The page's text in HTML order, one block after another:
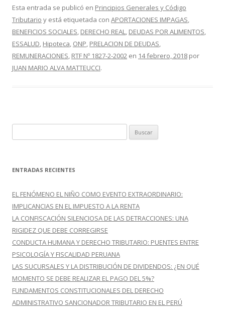
e
b
o
o
k
itt
er
m
p
ar
ti
r
Esta entrada se publicó en Principios Generales y Código
Tributario y está etiquetada con APORTACIONES IMPAGAS,
BENEFICIOS SOCIALES, DERECHO REAL, DEUDAS POR ALIMENTOS,
ESSALUD, Hipoteca, ONP, PRELACION DE DEUDAS,
REMUNERACIONES, RTF Nº 1827-2-2002 en 14 febrero, 2018 por
JUAN MARIO ALVA MATTEUCCI.
u
c
r
:
ENTRADAS RECIENTES
EL FENÓMENO EL NIÑO COMO EVENTO EXTRAORDINARIO:
IMPLICANCIAS EN EL IMPUESTO A LA RENTA
LA CONFISCACIÓN SILENCIOSA DE LAS DETRACCIONES: UNA
RIGIDEZ QUE DEBE CORREGIRSE
CONDUCTA HUMANA Y DERECHO TRIBUTARIO: PUENTES ENTRE
PSICOLOGÍA Y FISCALIDAD PERUANA
LAS SUCURSALES Y LA DISTRIBUCIÓN DE DIVIDENDOS: ¿EN QUÉ
MOMENTO SE DEBE REALIZAR EL PAGO DEL 5%?
FUNDAMENTOS CONSTITUCIONALES DEL DERECHO
ADMINISTRATIVO SANCIONADOR TRIBUTARIO EN EL PERÚ